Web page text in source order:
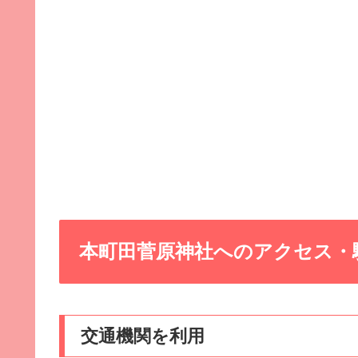
本町田菅原神社へのアクセス・
交通機関を利用